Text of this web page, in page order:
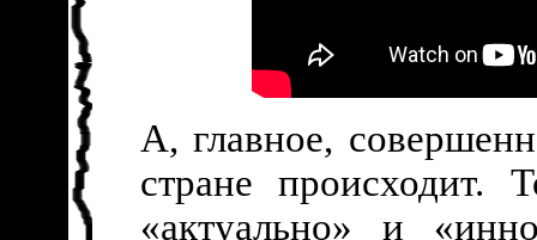
А, главное,
стране происходит.
«актуально» и